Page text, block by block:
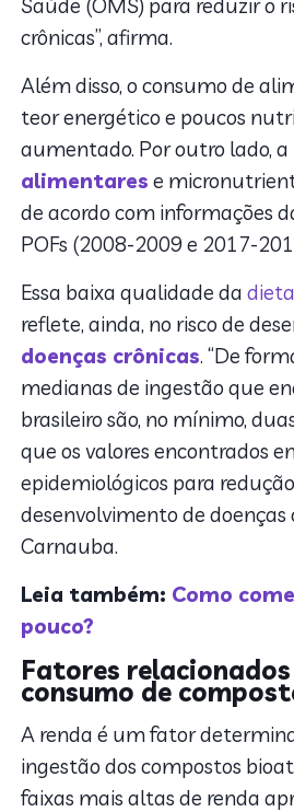
crônicas”, afirma.
Além disso, o consumo de
teor energético e poucos
aumentado. Por outro lado,
alimentares e
de acordo com informações
POFs (2008-2009 e 2017-
Essa baixa qualidade dadieta
reflete, ainda, no risco de
doenças crônicas. “De
medianas de ingestão que
brasileiro são, no mínimo,
que os valores encontrados
epidemiológicos para
desenvolvimento de doenças
Carnauba.
Leia também: Como
pouco?
Fatores
consumo de
A renda é um fator
ingestão dos compostos
faixas mais altas de renda